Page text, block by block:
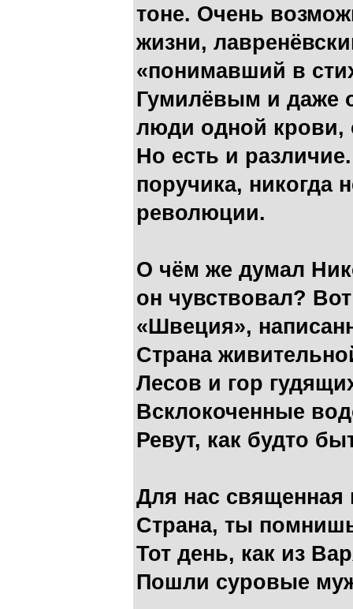
тоне. Очень
жизни,
«понимавший в
Гумилёвым и даже
люди одной крови,
Но есть и
поручика, никогда
революции.
О чём же думал
он чувствовал?
«Швеция»,
Страна
Лесов и гор
Всклокоченные
Ревут, как будто
Для нас священная
Страна, ты
Тот день, как из
Пошли суровые